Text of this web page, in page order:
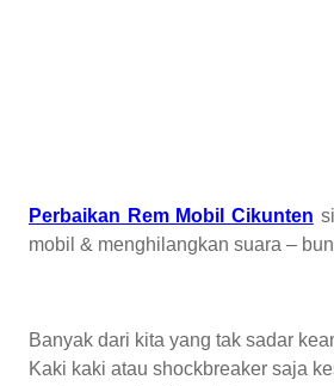
Perbaikan Rem Mobil Cikunten
mobil & menghilangkan suara –
Banyak dari kita yang tak sadar
Kaki kaki atau shockbreaker saja